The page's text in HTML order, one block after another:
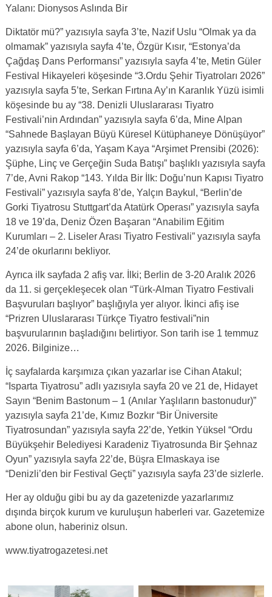
Yalanı: Dionysos Aslında Bir
Diktatör mü?” yazısıyla sayfa 3’te, Nazif Uslu “Olmak ya da
olmamak” yazısıyla sayfa 4’te, Özgür Kısır, “Estonya’da
Çağdaş Dans Performansı” yazısıyla sayfa 4’te, Metin Güler
Festival Hikayeleri köşesinde “3.Ordu Şehir Tiyatroları 2026”
yazısıyla sayfa 5’te, Serkan Fırtına Ay’ın Karanlık Yüzü isimli
köşesinde bu ay “38. Denizli Uluslararası Tiyatro
Festivali’nin Ardından” yazısıyla sayfa 6’da, Mine Alpan
“Sahnede Başlayan Büyü Küresel Kütüphaneye Dönüşüyor”
yazısıyla sayfa 6’da, Yaşam Kaya “Arşimet Prensibi (2026):
Şüphe, Linç ve Gerçeğin Suda Batışı” başlıklı yazısıyla sayfa
7’de, Avni Rakop “143. Yılda Bir İlk: Doğu’nun Kapısı Tiyatro
Festivali” yazısıyla sayfa 8’de, Yalçın Baykul, “Berlin’de
Gorki Tiyatrosu Stuttgart’da Atatürk Operası” yazısıyla sayfa
18 ve 19’da, Deniz Özen Başaran “Anabilim Eğitim
Kurumları – 2. Liseler Arası Tiyatro Festivali” yazısıyla sayfa
24’de okurlarını bekliyor.
Ayrıca ilk sayfada 2 afiş var. İlki; Berlin de 3-20 Aralık 2026
da 11. si gerçekleşecek olan “Türk-Alman Tiyatro Festivali
Başvuruları başlıyor” başlığıyla yer alıyor. İkinci afiş ise
“Prizren Uluslararası Türkçe Tiyatro festivali”nin
başvurularının başladığını belirtiyor. Son tarih ise 1 temmuz
2026. Bilginize…
İç sayfalarda karşımıza çıkan yazarlar ise Cihan Atakul;
“Isparta Tiyatrosu” adlı yazısıyla sayfa 20 ve 21 de, Hidayet
Sayın “Benim Bastonum – 1 (Anılar Yaşlıların bastonudur)”
yazısıyla sayfa 21’de, Kımız Bozkır “Bir Üniversite
Tiyatrosundan” yazısıyla sayfa 22’de, Yetkin Yüksel “Ordu
Büyükşehir Belediyesi Karadeniz Tiyatrosunda Bir Şehnaz
Oyun” yazısıyla sayfa 22’de, Büşra Elmaskaya ise
“Denizli’den bir Festival Geçti” yazısıyla sayfa 23’de sizlerle.
Her ay olduğu gibi bu ay da gazetenizde yazarlarımız
dışında birçok kurum ve kuruluşun haberleri var. Gazetemize
abone olun, haberiniz olsun.
www.tiyatrogazetesi.net